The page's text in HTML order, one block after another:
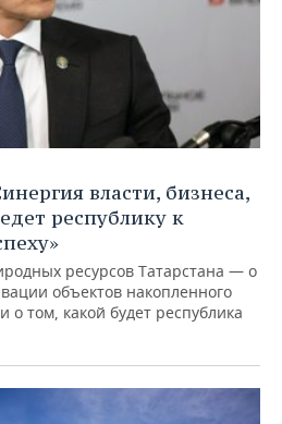
власти, бизнеса,
республику к
ресурсов Татарстана — о
объектов накопленного
том, какой будет республика